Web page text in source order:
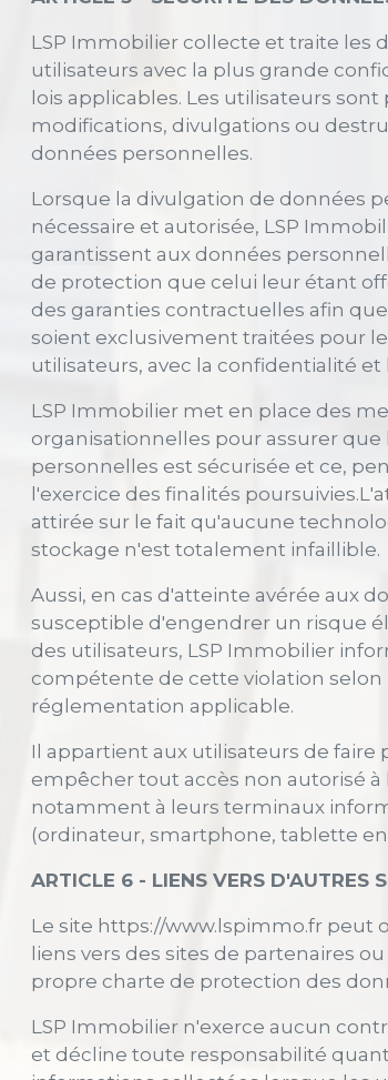
LSP Immobilier collecte et traite les
utilisateurs avec la plus grande
lois applicables. Les utilisateurs
modifications, divulgations ou
données personnelles.
Lorsque la divulgation de données
nécessaire et autorisée, LSP
garantissent aux données
de protection que celui leur étant
des garanties contractuelles afin
soient exclusivement traitées pour
utilisateurs, avec la confidentialité et
LSP Immobilier met en place des
organisationnelles pour assurer
personnelles est sécurisée et ce,
l'exercice des finalités
attirée sur le fait qu'aucune
stockage n'est totalement infaillible.
Aussi, en cas d'atteinte avérée aux
susceptible d'engendrer un risque
des utilisateurs, LSP Immobilier
compétente de cette violation selon
réglementation applicable.
Il appartient aux utilisateurs de
empêcher tout accès non autorisé
notamment à leurs terminaux
(ordinateur, smartphone, tablette
ARTICLE 6 - LIENS VERS D'AUTRES
Le site https://www.lspimmo.fr peut
liens vers des sites de partenaires
propre charte de protection des
LSP Immobilier n'exerce aucun
et décline toute responsabilité